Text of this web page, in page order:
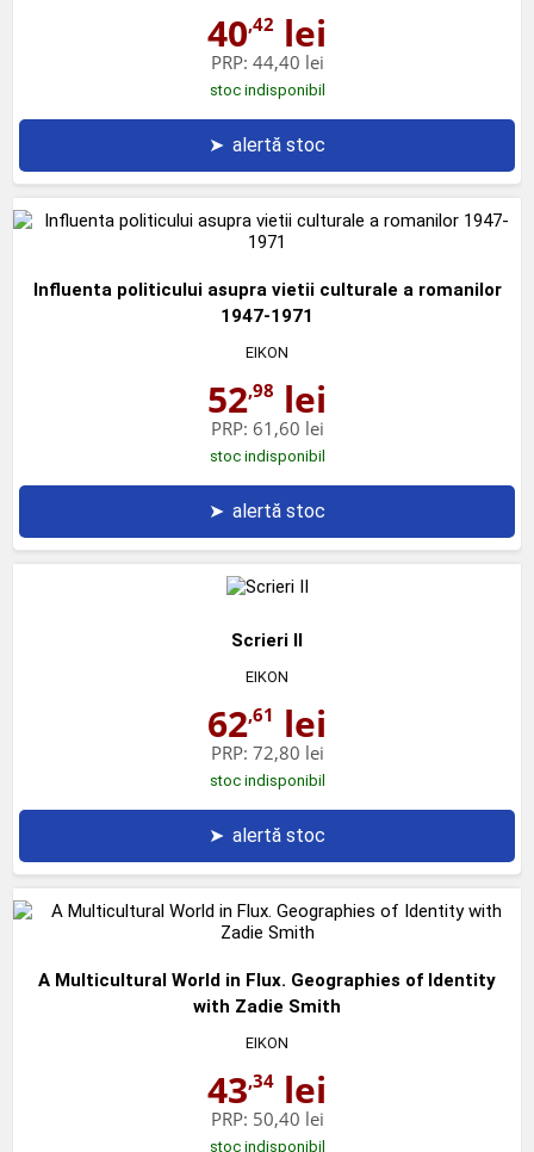
40,42 lei
PRP: 44,40 lei
stoc indisponibil
➤ alertă stoc
Influenta politicului asupra vietii culturale a romanilor
1947-1971
EIKON
52,98 lei
PRP: 61,60 lei
stoc indisponibil
➤ alertă stoc
Scrieri II
EIKON
62,61 lei
PRP: 72,80 lei
stoc indisponibil
➤ alertă stoc
A Multicultural World in Flux. Geographies of Identity
with Zadie Smith
EIKON
43,34 lei
PRP: 50,40 lei
stoc indisponibil